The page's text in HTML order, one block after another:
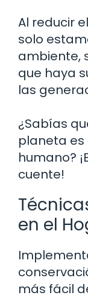
Al reducir
solo
ambiente,
que haya
las
¿Sabías
planeta
humano?
cuente!
en el
más fácil